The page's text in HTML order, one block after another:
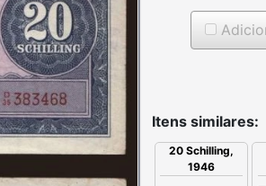
Itens similares:
20 Schilling,
1946